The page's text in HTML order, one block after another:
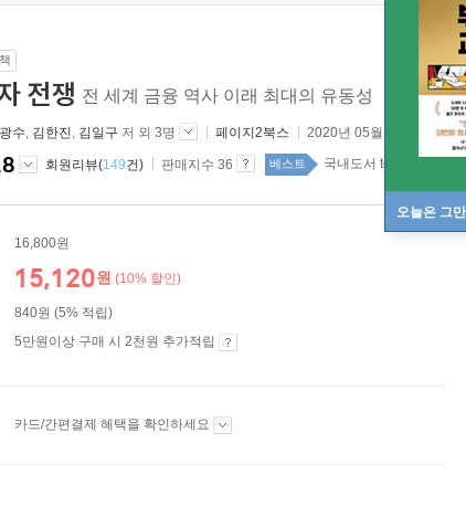
오늘은 그
전쟁 전 세계 금융 역사 이래 최대의 유동성
수, 김한진 , 김일구 저 외 3명 페이지2북스 2020년 05월 25일
회원리뷰(149건) 판매지수 36 베스트 국내도서 top20 5주
16,800원
15,120원 (10% 할인)
840원 (5% 적립)
5만원이상 구매 시 2천원 추가적립
카드/간편결제 혜택을 확인하세요